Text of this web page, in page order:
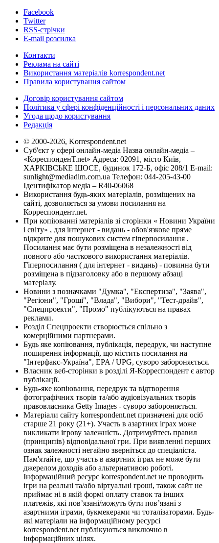
Facebook
Twitter
RSS-стрічки
E-mail розсилка
Контакти
Реклама на сайті
Використання матеріалів korrespondent.net
Правила користування сайтом
Договір користування сайтом
Політика у сфері конфіденційності і персональних даних
Угода щодо користування
Редакція
© 2000-2026, Korrespondent.net
Суб'єкт у сфері онлайн-медіа Назва онлайн-медіа –
«КореспонденТ.net» Адреса: 02091, місто Київ,
ХАРКІВСЬКЕ ШОСЕ, будинок 172-Б, офіс 208/1 E-mail:
sunlight@mediadim.com.ua Телефон: 044-205-43-00
Ідентифікатор медіа – R40-06068
Використання будь-яких матеріалів, розміщених на
сайті, дозволяється за умови посилання на
Корреспондент.net.
При копіюванні матеріалів зі сторінки « Новини України
і світу» , для інтернет - видань - обов'язкове пряме
відкрите для пошукових систем гіперпосилання .
Посилання має бути розміщена в незалежності від
повного або часткового використання матеріалів.
Гіперпосилання ( для інтернет - видань) - повинна бути
розміщена в підзаголовку або в першому абзаці
матеріалу.
Новини з позначками "Думка", "Експертиза", "Заява",
"Регіони", "Гроші", "Влада", "Вибори", "Тест-драйв",
"Спецпроекти", "Промо" публікуються на правах
реклами.
Розділ Спецпроекти створюється спільно з
комерційними партнерами.
Будь яке копіювання, публікація, передрук, чи наступне
поширення інформації, що містить посилання на
"Інтерфакс-Україна", EPA / UPG, суворо забороняється.
Власник веб-сторінки в розділі Я-Корреспондент є автор
публікації.
Будь-яке копіювання, передрук та відтворення
фотографічних творів та/або аудіовізуальних творів
правовласника Getty Images - суворо забороняється.
Матеріали сайту korrespondent.net призначені для осіб
старше 21 року (21+). Участь в азартних іграх може
викликати ігрову залежність. Дотримуйтесь правил
(принципів) відповідальної гри. При виявленні перших
ознак залежності негайно зверніться до спеціаліста.
Пам'ятайте, що участь в азартних іграх не може бути
джерелом доходів або альтернативою роботі.
Інформаційний ресурс korrespondent.net не проводить
ігри на реальні та/або віртуальні гроші, також сайт не
приймає ні в якій формі оплату ставок та інших
платежів, які пов’язані/можуть бути пов’язані з
азартними іграми, букмекерами чи тоталізаторами. Будь-
які матеріали на інформаційному ресурсі
korrespondent.net публікуються виключно в
інформаційних цілях.